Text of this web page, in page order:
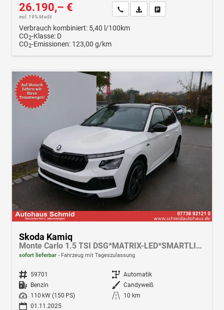
26.190,– €
incl. 19% MwSt.
Wir rufen Sie anFahrzeugexposé (PDF)
Verbrauch kombiniert: 5,40 l/100km
CO2-Klasse: D
CO2-Emissionen: 123,00 g/km
Skoda Kamiq
Monte Carlo 1.5 TSI DSG*MATRIX-LED*SMARTLINK*PDC-HI*TEMPOMAT*SHZ*17-ZOLL
sofort lieferbar Fahrzeug mit Tageszulassung
Fahrzeugnr. 59701 Getriebe Automatik
Kraftstoff Benzin Außenfarbe Candyweiß
Leistung
110 kW (150 PS) Kilometerstand
10 km
01.11.2025